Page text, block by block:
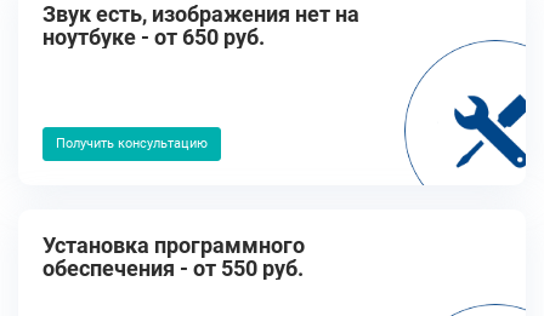
Звук есть, изображения нет на
ноутбуке - от 650 руб.
Получить консультацию
Установка программного
обеспечения - от 550 руб.